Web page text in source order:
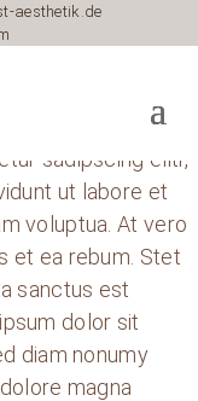
aesthetik.de
sadipscing elitr,
ut labore et
voluptua. At vero
et ea rebum. Stet
sanctus est
dolor sit
diam nonumy
magna